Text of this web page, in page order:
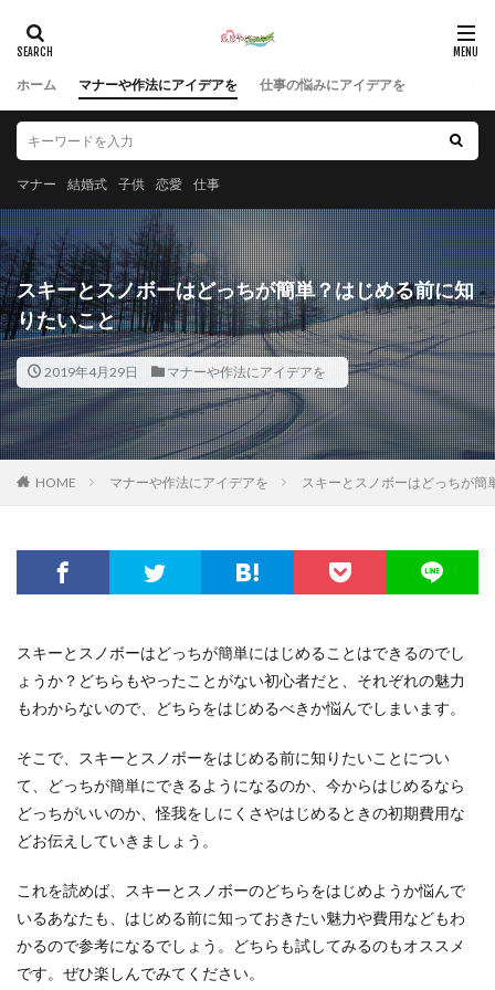
ホーム マナーや作法にアイデアを 仕事の悩みにアイデアを
マナー 結婚式 子供 恋愛 仕事
スキーとスノボーはどっちが簡単？はじめる前に知
りたいこと
2019年4月29日 マナーや作法にアイデアを
HOME マナーや作法にアイデアを スキーとスノボーはどっちが簡
スキーとスノボーはどっちが簡単にはじめることはできるのでし
ょうか？どちらもやったことがない初心者だと、それぞれの魅力
もわからないので、どちらをはじめるべきか悩んでしまいます。
そこで、スキーとスノボーをはじめる前に知りたいことについ
て、どっちが簡単にできるようになるのか、今からはじめるなら
どっちがいいのか、怪我をしにくさやはじめるときの初期費用な
どお伝えしていきましょう。
これを読めば、スキーとスノボーのどちらをはじめようか悩んで
いるあなたも、はじめる前に知っておきたい魅力や費用などもわ
かるので参考になるでしょう。どちらも試してみるのもオススメ
です。ぜひ楽しんでみてください。